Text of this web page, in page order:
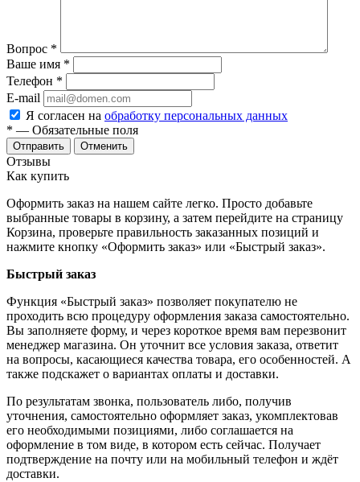
Вопрос *
Ваше имя *
Телефон *
E-mail
Я согласен на обработку персональных данных
* — Обязательные поля
Отменить
Отзывы
Как купить
Оформить заказ на нашем сайте легко. Просто добавьте
выбранные товары в корзину, а затем перейдите на страницу
Корзина, проверьте правильность заказанных позиций и
нажмите кнопку «Оформить заказ» или «Быстрый заказ».
Быстрый заказ
Функция «Быстрый заказ» позволяет покупателю не
проходить всю процедуру оформления заказа самостоятельно.
Вы заполняете форму, и через короткое время вам перезвонит
менеджер магазина. Он уточнит все условия заказа, ответит
на вопросы, касающиеся качества товара, его особенностей. А
также подскажет о вариантах оплаты и доставки.
По результатам звонка, пользователь либо, получив
уточнения, самостоятельно оформляет заказ, укомплектовав
его необходимыми позициями, либо соглашается на
оформление в том виде, в котором есть сейчас. Получает
подтверждение на почту или на мобильный телефон и ждёт
доставки.